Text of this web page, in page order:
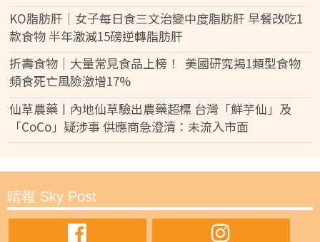
KO脂肪肝｜女子每日食三文治變中度脂肪肝 早餐改吃1
款食物 半年激減15磅逆轉脂肪肝
折壽食物｜大量常見食品上榜！ 美國研究揭1類型食物
頻食死亡風險激增17%
仙草農藥丨內地仙草驗出農藥超標 台灣「鮮芋仙」及
「CoCo」疑涉事 供應商急澄清：未流入市面
晴報 Sky Post